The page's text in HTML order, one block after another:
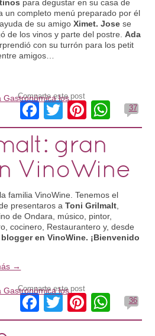
para degustar en su casa de
un completo menú preparado por él
de su amigo Ximet. Jose se
de los vinos y parte del postre.Ada
con su turrón para los petit
amigos…
Gastronómica los
Comparte este post
Facebook
Twitter 37
gran
VinoWine
familia VinoWine. Tenemos el
presentaros aToni Grilmalt
de Ondara, músico, pintor,
cocinero, Restaurantero y, desde
blogger en VinoWine. ¡Bienvenido
→
Gastronómica los
Comparte este post
Facebook
Twitter 36